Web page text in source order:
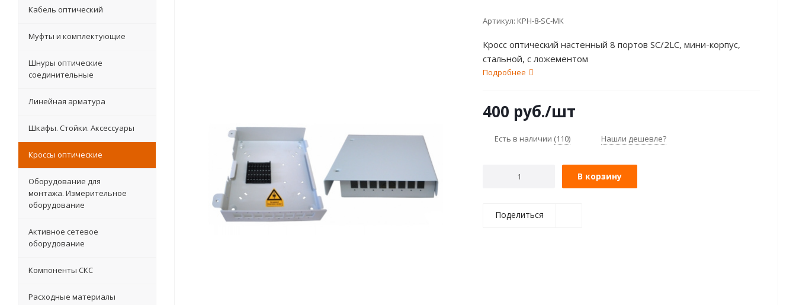
Артикул: КРН-8-SC-MK
Кросс оптический настенный 8 портов SC/2LC, мини-корпус,
стальной, с ложементом
Подробнее
400 руб./шт
Есть в наличии (110) Нашли дешевле?
В корзину
Поделиться
Кабель оптический
Муфты и комплектующие
Шнуры оптические
соединительные
Линейная арматура
Шкафы. Стойки. Аксесcуары
Кроссы оптические
Оборудование для
монтажа. Измерительное
оборудование
Активное сетевое
оборудование
Компоненты СКС
Расходные материалы